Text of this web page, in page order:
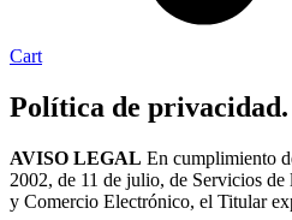
Cart
Política de privacidad.
AVISO LEGAL En cumplimiento
2002, de 11 de julio, de Servicios
y Comercio Electrónico, el Titular